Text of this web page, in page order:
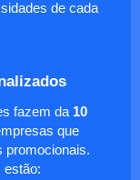
de cada
fazem da 10
que
promocionais.
estão: